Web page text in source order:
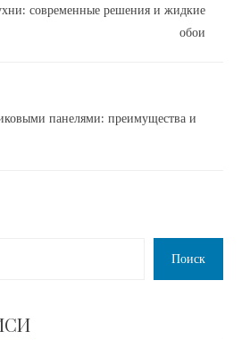
современные решения и жидкие
обои
панелями: преимущества и
Поиск